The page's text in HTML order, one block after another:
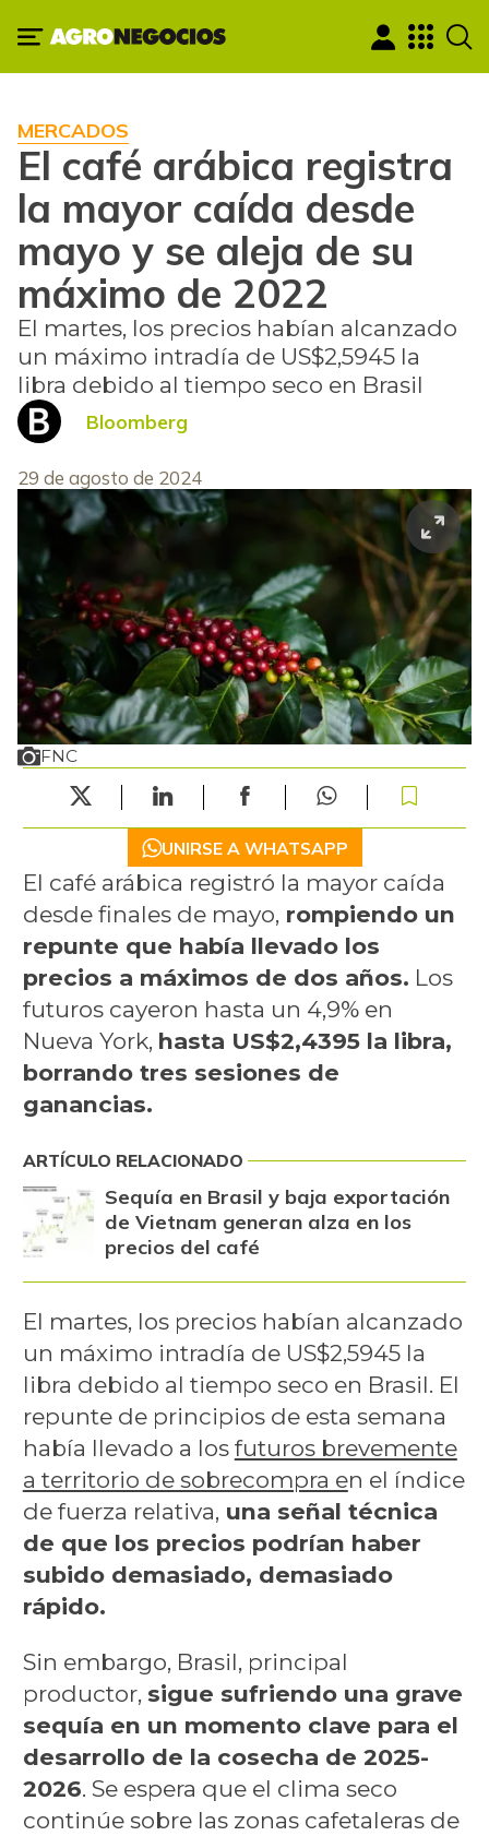
MERCADOS
El café arábica registra
la mayor caída desde
mayo y se aleja de su
máximo de 2022
El martes, los precios habían alcanzado
un máximo intradía de US$2,5945 la
libra debido al tiempo seco en Brasil
Bloomberg
29 de agosto de 2024
FNC
UNIRSE A WHATSAPP
El café arábica registró la mayor caída
desde finales de mayo, rompiendo un
repunte que había llevado los
precios a máximos de dos años. Los
futuros cayeron hasta un 4,9% en
Nueva York, hasta US$2,4395 la libra,
borrando tres sesiones de
ganancias.
ARTÍCULO RELACIONADO
Sequía en Brasil y baja exportación
de Vietnam generan alza en los
precios del café
El martes, los precios habían alcanzado
un máximo intradía de US$2,5945 la
libra debido al tiempo seco en Brasil. El
repunte de principios de esta semana
había llevado a los futuros brevemente
a territorio de sobrecompra en el índice
de fuerza relativa, una señal técnica
de que los precios podrían haber
subido demasiado, demasiado
rápido.
Sin embargo, Brasil, principal
productor, sigue sufriendo una grave
sequía en un momento clave para el
desarrollo de la cosecha de 2025-
2026. Se espera que el clima seco
continúe sobre las zonas cafetaleras de